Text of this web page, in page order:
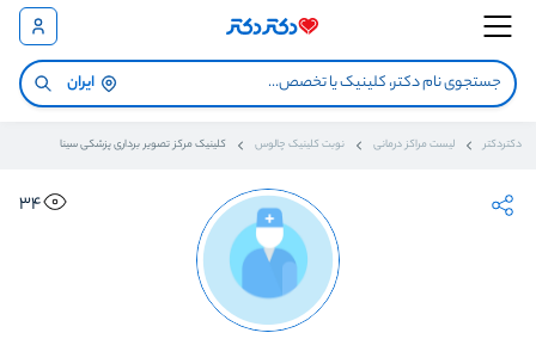
ایران
دکتردکتر لیست مراکز درمانی نوبت کلینیک چالوس کلینیک مرکز تصویر برداری پزشکی سینا
34